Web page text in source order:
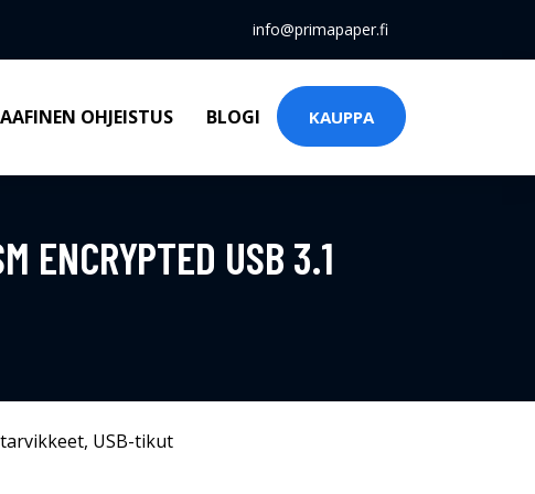
info@primapaper.fi
OHJEISTUS BLOGI KAUPPA
ENCRYPTED USB 3.1
, USB-tikut